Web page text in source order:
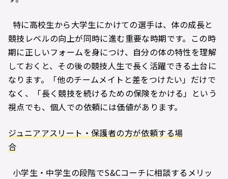
特に高校生から大学生にかけての選手は、体の成長と
競技レベルの向上が同時に進む重要な時期です。この時
期に正しいフォームを身につけ、自分の体の特性を理解
しておくと、その後の競技人生で長く活躍できる土台に
なります。「他のチームメイトと差をつけたい」だけで
なく、「長く競技を続けるための保険をかける」という
視点でも、個人での依頼には価値があります。
ジュニアアスリート・保護者の方が依頼する場
合
小学生・中学生の段階でS&Cコーチに相談するメリッ